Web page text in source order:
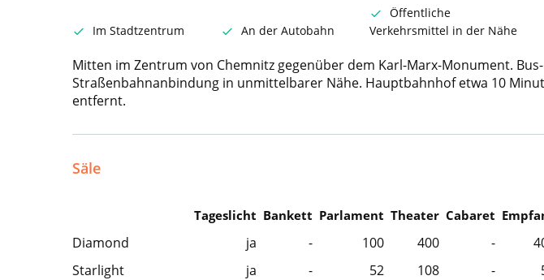
Im Stadtzentrum An der Autobahn
Öffentliche
Verkehrsmittel in der Nähe
Mitten im Zentrum von Chemnitz gegenüber dem Karl-Marx-Monument.
Straßenbahnanbindung in unmittelbarer Nähe. Hauptbahnhof etwa 10
entfernt.
Säle
Tageslicht Bankett Parlament Theater Cabaret
Diamond ja - 100 400 -
Starlight
ja - 52 108 -